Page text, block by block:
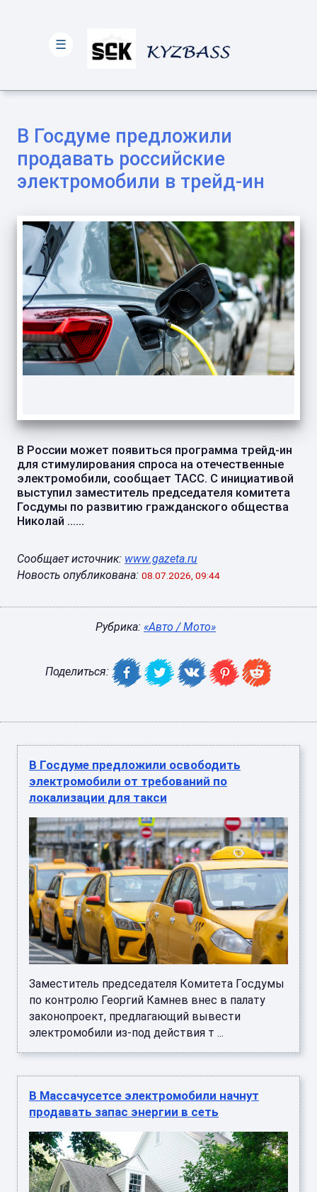
В Госдуме предложили
продавать российские
электромобили в трейд-ин
В России может появиться программа трейд-ин
для стимулирования спроса на отечественные
электромобили, сообщает ТАСС. С инициативой
выступил заместитель председателя комитета
Госдумы по развитию гражданского общества
Николай ......
Сообщает источник: www.gazeta.ru
Новость опубликована: 08.07.2026, 09:44
Рубрика: «Авто / Мото»
Поделиться:
В Госдуме предложили освободить
электромобили от требований по
локализации для такси
Заместитель председателя Комитета Госдумы
по контролю Георгий Камнев внес в палату
законопроект, предлагающий вывести
электромобили из-под действия т ...
В Массачусетсе электромобили начнут
продавать запас энергии в сеть
☰